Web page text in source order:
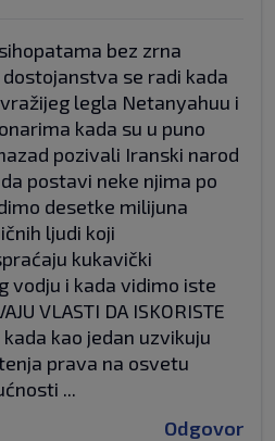
bez zrna
se radi kada
legla Netanyahuu i
kada su u puno
pozivali Iranski narod
postavi neke njima po
desetke milijuna
ljudi koji
kukavički
vodju i kada vidimo iste
VLASTI DA ISKORISTE
kada kao jedan uzvikuju
prava na osvetu
...
Odgovor